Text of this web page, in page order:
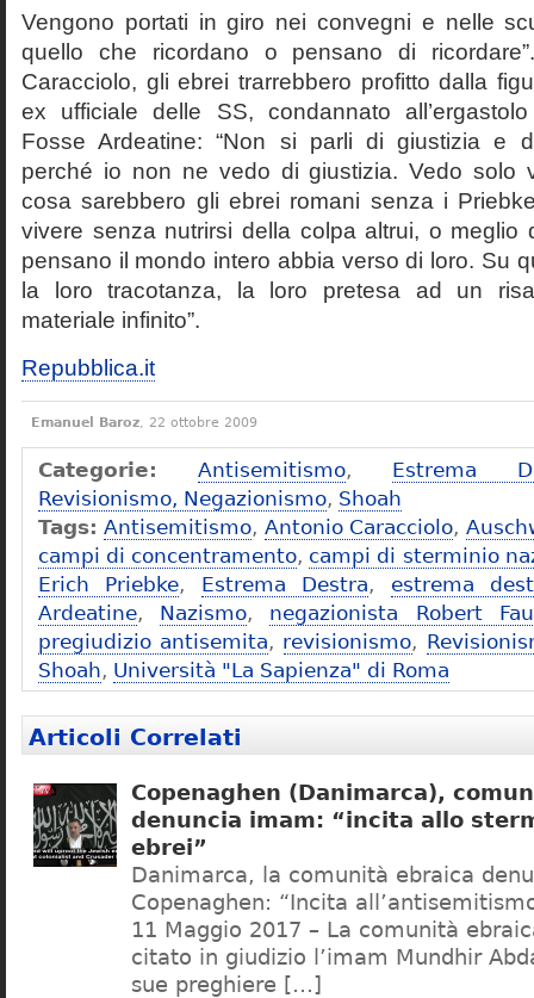
Vengono portati in giro nei convegni e nelle
quello che ricordano o pensano di
Caracciolo, gli ebrei trarrebbero profitto dalla
ex ufficiale delle SS, condannato
Fosse Ardeatine: “Non si parli di giustizia e
perché io non ne vedo di giustizia. Vedo solo
cosa sarebbero gli ebrei romani senza i
vivere senza nutrirsi della colpa altrui, o meglio
pensano il mondo intero abbia verso di loro. Su
la loro tracotanza, la loro pretesa ad un
materiale infinito”.
Repubblica.it
Emanuel Baroz, 22 ottobre 2009
Categorie: Antisemitismo, Estrema
Revisionismo, Negazionismo, Shoah
Tags: Antisemitismo, Antonio Caracciolo,
campi di concentramento, campi di sterminio
Erich Priebke, Estrema Destra, estrema
Ardeatine, Nazismo, negazionista Robert
pregiudizio antisemita, revisionismo,
Shoah, Università "La Sapienza" di Roma
Articoli Correlati
Copenaghen (Danimarca),
denuncia imam: “incita allo
ebrei”
Danimarca, la comunità ebraica
Copenaghen: “Incita
11 Maggio 2017 – La comunità
citato in giudizio l’imam Mundhir
sue preghiere […]